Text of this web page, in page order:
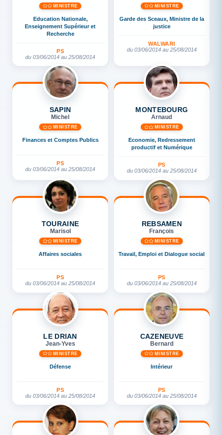
MINISTRE
Education Nationale,
Enseignement Supérieur et
Recherche
PS
du 03/06/2014 au 25/08/2014
MINISTRE
Garde des Sceaux, Ministre de la
justice
WALWARI
du 03/06/2014 au 25/08/2014
SAPIN
Michel
MINISTRE
Finances et Comptes Publics
PS
du 03/06/2014 au 25/08/2014
MONTEBOURG
Arnaud
MINISTRE
Economie, Redressement
productif et Numérique
PS
du 03/06/2014 au 25/08/2014
TOURAINE
Marisol
MINISTRE
Affaires sociales
PS
du 03/06/2014 au 25/08/2014
REBSAMEN
François
MINISTRE
Travail, Emploi et Dialogue social
PS
du 03/06/2014 au 25/08/2014
LE DRIAN
Jean-Yves
MINISTRE
Défense
PS
du 03/06/2014 au 25/08/2014
CAZENEUVE
Bernard
MINISTRE
Intérieur
PS
du 03/06/2014 au 25/08/2014